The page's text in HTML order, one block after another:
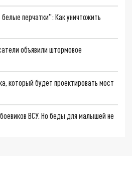
перчатки": Как уничтожить
объявили штормовое
который будет проектировать мост
ВСУ. Но беды для малышей не